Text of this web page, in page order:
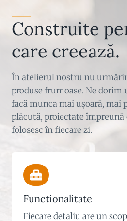
Construite
care creează.
În atelierul nostru nu
produse frumoase. Ne dorim
facă munca mai ușoară, mai
plăcută, proiectate împreună
folosesc în fiecare zi.
Funcționalitate
Fiecare detaliu are un